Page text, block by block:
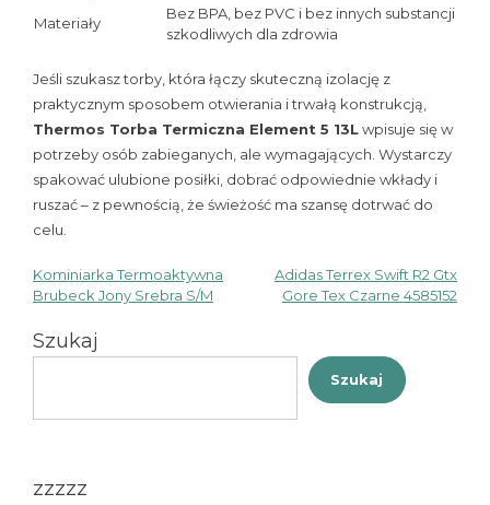
Materiały
Bez BPA, bez PVC i bez innych substancji
szkodliwych dla zdrowia
Jeśli szukasz torby, która łączy skuteczną izolację z
praktycznym sposobem otwierania i trwałą konstrukcją,
Thermos Torba Termiczna Element 5 13Lwpisuje się w
potrzeby osób zabieganych, ale wymagających. Wystarczy
spakować ulubione posiłki, dobrać odpowiednie wkłady i
ruszać – z pewnością, że świeżość ma szansę dotrwać do
celu.
Nawigacja
wpisu
Kominiarka Termoaktywna
Brubeck Jony Srebra S/M
Adidas Terrex Swift R2 Gtx
Gore Tex Czarne 4585152
Szukaj
Szukaj
zzzzz